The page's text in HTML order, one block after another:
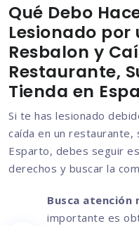
Qué Debo
Lesionado
Resbalon y
Restaurante,
Tienda en
Si te has lesionado
caída en un restaurante,
Esparto, debes seguir
derechos y buscar la
Busca atención
importante es